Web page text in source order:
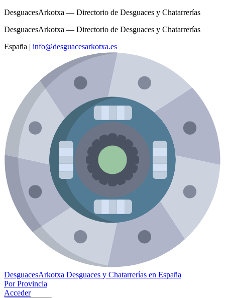
DesguacesArkotxa — Directorio de Desguaces y Chatarrerías
DesguacesArkotxa — Directorio de Desguaces y Chatarrerías
España | info@desguacesarkotxa.es
DesguacesArkotxa Desguaces y Chatarrerías en España
Por Provincia
Acceder